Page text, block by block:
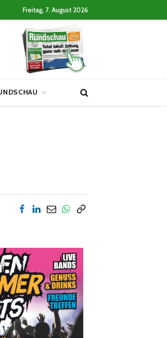
Freitag, 7. August 2026